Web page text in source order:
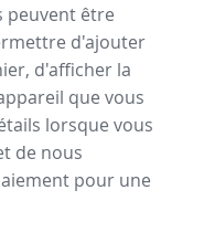
peuvent être
d'ajouter
d'afficher la
que vous
lorsque vous
de nous
pour une